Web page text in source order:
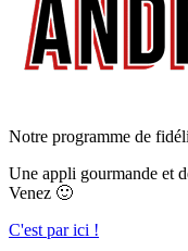
Notre programme de
Une appli gourmande et
Venez 🙂
C'est par ici !